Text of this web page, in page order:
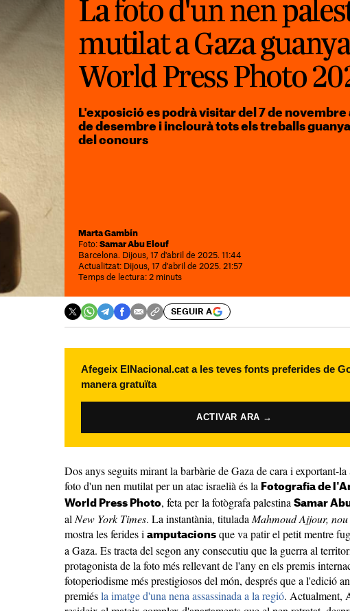
La foto d'un nen
mutilat a Gaza
World Press Photo
L'exposició es podrà visitar del 7 de novembre
de desembre i inclourà tots els treballs
del concurs
Marta Gambín
Foto: Samar Abu Elouf
Barcelona. Dijous, 17 d'abril de 2025. 11:44
Actualitzat: Dijous, 17 d'abril de 2025. 21:57
Temps de lectura: 2 minuts
SEGUIR A
Afegeix ElNacional.cat a les teves fonts preferides de
manera gratuïta
ACTIVAR ARA →
Dos anys seguits mirant la barbàrie de Gaza de cara i exportant-
foto d'un nen mutilat per un atac israelià és la Fotografia de
World Press Photo, feta per la fotògrafa palestina Samar
al New York Times. La instantània, titulada Mahmoud Ajjour, nou
mostra les ferides i amputacions que va patir el petit mentre
a Gaza. Es tracta del segon any consecutiu que la guerra al
protagonista de la foto més rellevant de l'any en els premis
fotoperiodisme més prestigiosos del món, després que a l'edició
premiésla imatge d'una nena assassinada a la regió. Actualment,